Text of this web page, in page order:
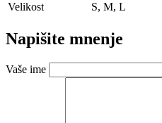
Velikost
S, M, L
Napišite mnenje
Vaše ime